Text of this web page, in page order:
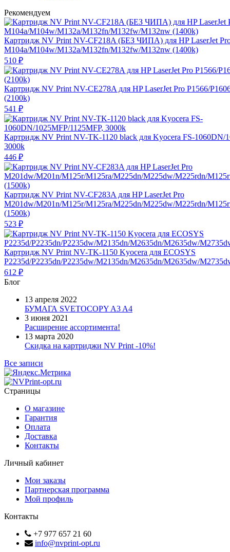
Рекомендуем
Картридж NV Print NV-CF218A (БЕЗ ЧИПА) для HP LaserJet
M104a/M104w/M132a/M132fn/M132fw/M132nw (1400k)
510 ₽
Картридж NV Print NV-CE278A для HP LaserJet Pro P1566/
(2100k)
541 ₽
Картридж NV Print NV-TK-1120 black для Kyocera FS-1060DN/
3000k
446 ₽
Картридж NV Print NV-CF283A для HP LaserJet Pro
M201dw/M201n/M125r/M125ra/M225dn/M225dw/M225rdn/
(1500k)
523 ₽
Картридж NV Print NV-TK-1150 Kyocera для ECOSYS
P2235d/P2235dn/P2235dw/M2135dn/M2635dn/M2635dw/
612 ₽
Блог
13 апреля 2022
БУМАГА SVETOCOPY A3 A4
3 июня 2021
Расширение ассортимента!
13 марта 2020
Скидка на картриджи NV Print -10%!
Все записи
Страницы
О магазине
Гарантия
Оплата
Доставка
Контакты
Личный кабинет
Мои заказы
Партнерская программа
Мой профиль
Контакты
+7 977 657 21 60
info@nvprint-opt.ru